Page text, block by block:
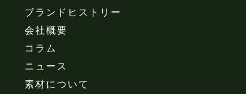
ブランドヒストリー
会社概要
コラム
ニュース
素材について